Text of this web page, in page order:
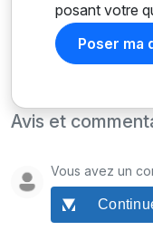
posant votre
Poser ma
Avis et
Vous avez un